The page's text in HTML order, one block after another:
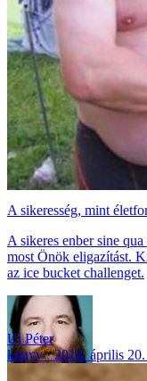
A sikeresség, mint
A sikeres enber sine
most Önök eligazítást.
az ice bucket challenget.
Uj Péter
könyv
2018. április